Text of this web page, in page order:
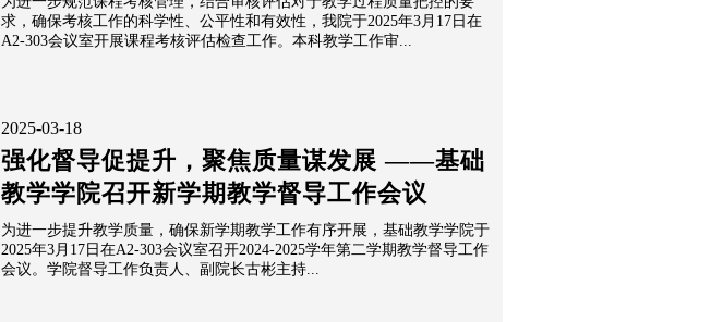
求，确保考核工作的科学性、公平性和有效性，我院于2025年3月17日在
A2-303会议室开展课程考核评估检查工作。本科教学工作审...
2025-03-18
强化督导促提升，聚焦质量谋发展 ——基础
教学学院召开新学期教学督导工作会议
为进一步提升教学质量，确保新学期教学工作有序开展，基础教学学院于
2025年3月17日在A2-303会议室召开2024-2025学年第二学期教学督导工作
会议。学院督导工作负责人、副院长古彬主持...